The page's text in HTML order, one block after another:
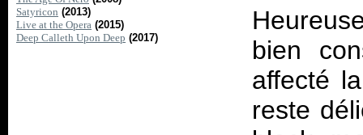
Satyricon (2013)
Live at the Opera (2015)
Deep Calleth Upon Deep (2017)
bien
affecté
reste